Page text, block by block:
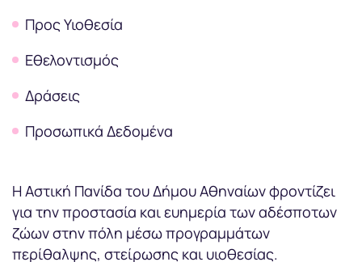
Προς Υιοθεσία
Εθελοντισμός
Δράσεις
Προσωπικά Δεδομένα
Η Αστική Πανίδα του Δήμου Αθηναίων φροντίζει
για την προστασία και ευημερία των αδέσποτων
ζώων στην πόλη μέσω προγραμμάτων
περίθαλψης, στείρωσης και υιοθεσίας.